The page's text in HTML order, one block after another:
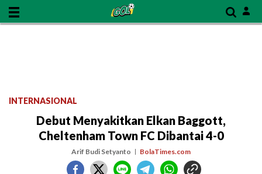
INTERNASIONAL
Debut Menyakitkan Elkan Baggott,
Cheltenham Town FC Dibantai 4-0
Arif Budi Setyanto BolaTimes.com